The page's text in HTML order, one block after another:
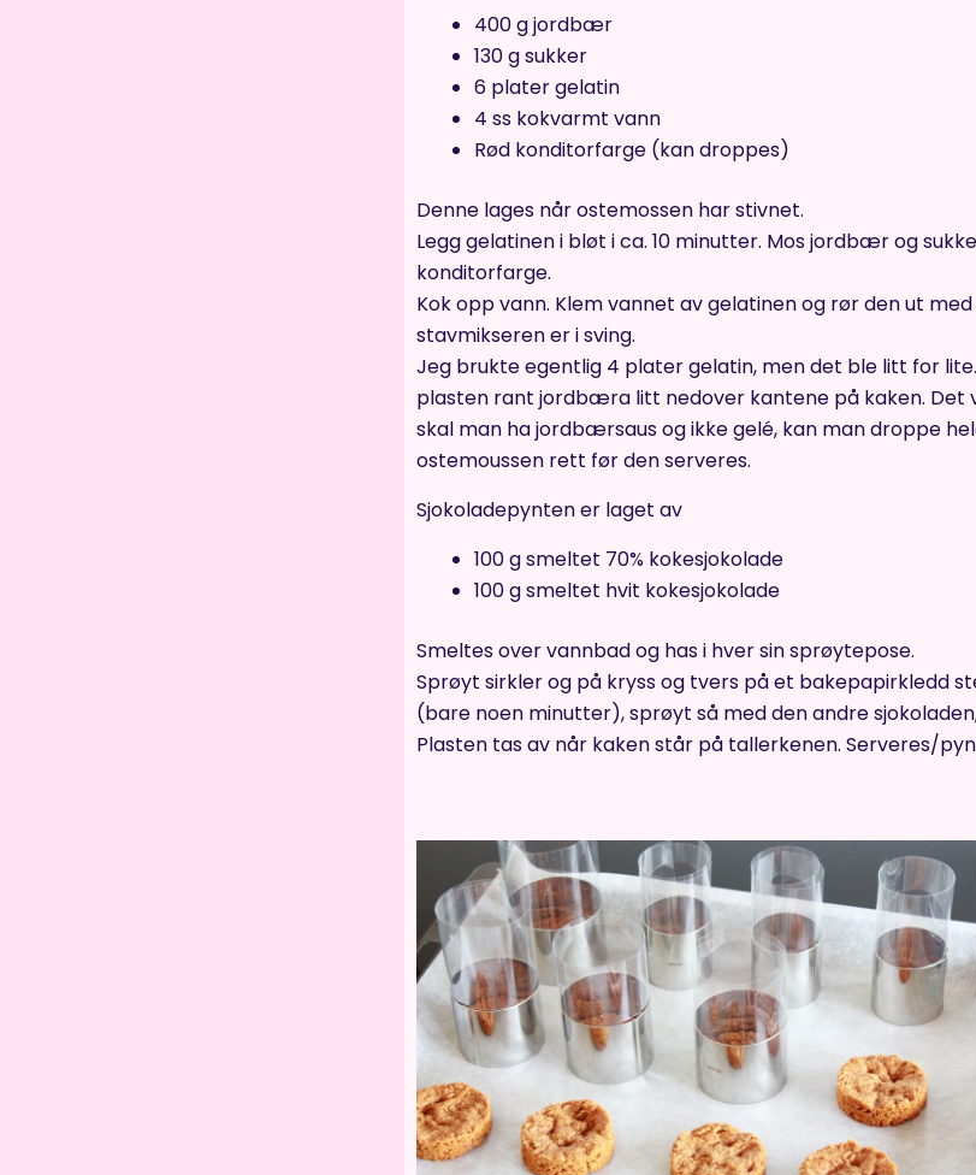
400 g jordbær
130 g sukker
6 plater gelatin
4 ss kokvarmt vann
Rød konditorfarge (kan droppes)
Denne lages når ostemossen har stivnet.
Legg gelatinen i bløt i ca. 10 minutter. Mos jordbær og
konditorfarge.
Kok opp vann. Klem vannet av gelatinen og rør den ut
stavmikseren er i sving.
Jeg brukte egentlig 4 plater gelatin, men det ble litt for
plasten rant jordbæra litt nedover kantene på kaken. Det
skal man ha jordbærsaus og ikke gelé, kan man droppe
ostemoussen rett før den serveres.
Sjokoladepynten er laget av
100 g smeltet 70% kokesjokolade
100 g smeltet hvit kokesjokolade
Smeltes over vannbad og has i hver sin sprøytepose.
Sprøyt sirkler og på kryss og tvers på et bakepapirkledd
(bare noen minutter), sprøyt så med den andre
Plasten tas av når kaken står på tallerkenen. Serveres/